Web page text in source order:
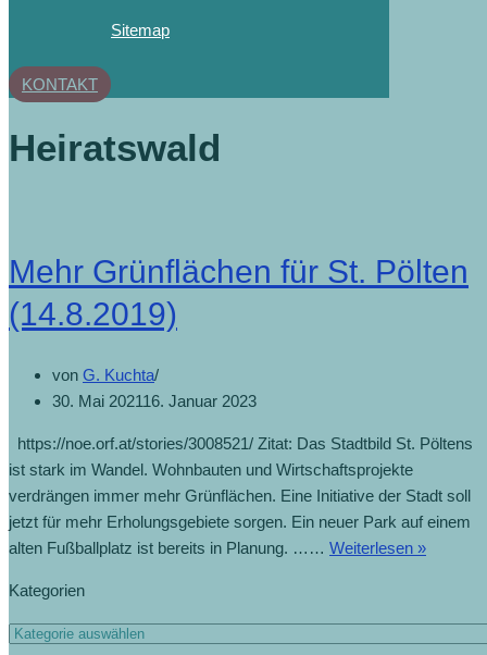
Sitemap
KONTAKT
Heiratswald
Mehr Grünflächen für St. Pölten
(14.8.2019)
von G. Kuchta
30. Mai 202116. Januar 2023
https://noe.orf.at/stories/3008521/ Zitat: Das Stadtbild St. Pöltens
ist stark im Wandel. Wohnbauten und Wirtschaftsprojekte
verdrängen immer mehr Grünflächen. Eine Initiative der Stadt soll
jetzt für mehr Erholungsgebiete sorgen. Ein neuer Park auf einem
alten Fußballplatz ist bereits in Planung. …… Weiterlesen »
Kategorien